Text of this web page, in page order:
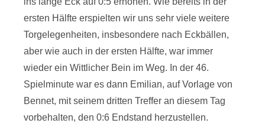
ersten Hälfte erspielten wir uns sehr viele weitere
Torgelegenheiten, insbesondere nach Eckbällen,
aber wie auch in der ersten Hälfte, war immer
wieder ein Wittlicher Bein im Weg. In der 46.
Spielminute war es dann Emilian, auf Vorlage von
Bennet, mit seinem dritten Treffer an diesem Tag
vorbehalten, den 0:6 Endstand herzustellen.